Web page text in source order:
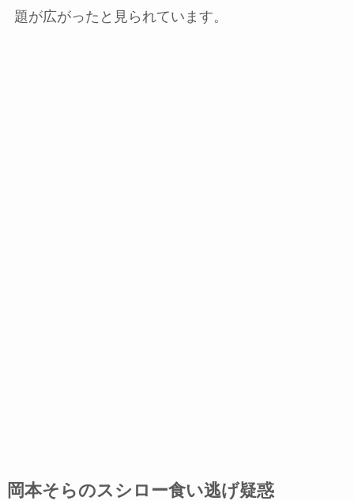
題が広がったと見られています。
岡本そらのスシロー食い逃げ疑惑